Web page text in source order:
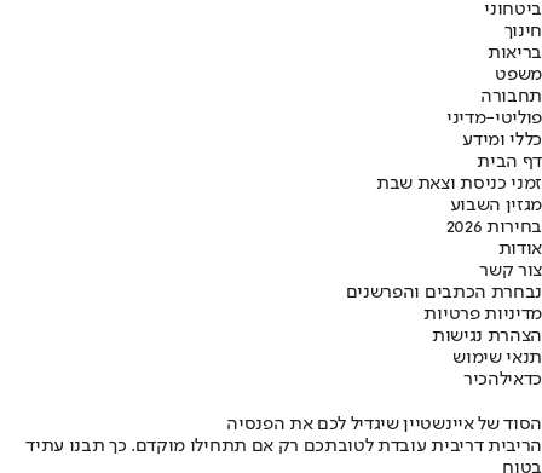
ביטחוני
חינוך
בריאות
משפט
תחבורה
פוליטי-מדיני
כללי ומידע
דף הבית
זמני כניסת וצאת שבת
מגזין השבוע
בחירות 2026
אודות
צור קשר
נבחרת הכתבים והפרשנים
מדיניות פרטיות
הצהרת נגישות
תנאי שימוש
כדאילהכיר
הסוד של איינשטיין שיגדיל לכם את הפנסיה
הריבית דריבית עובדת לטובתכם רק אם תתחילו מוקדם. כך תבנו עתיד
בטוח